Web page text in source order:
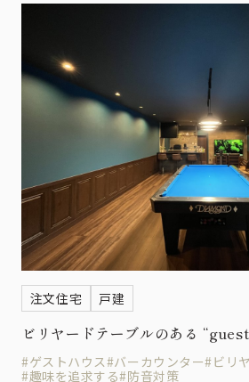
注文住宅 戸建
ビリヤードテーブルのある
#ゲストハウス#バーカウンター#ビリ
#趣味を追求する#防音対策